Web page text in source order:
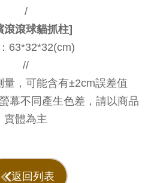
/
滾滾球貓抓柱]
63*32*32(cm)
//
量，可能含有±2cm誤差值
幕不同產生色差，請以商品
實體為主
返回列表